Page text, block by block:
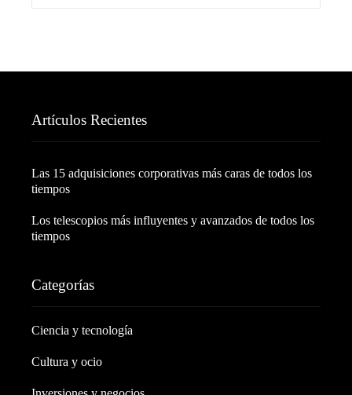
Artículos Recientes
Las 15 adquisiciones corporativas más caras de todos los
tiempos
Los telescopios más influyentes y avanzados de todos los
tiempos
Categorías
Ciencia y tecnología
Cultura y ocio